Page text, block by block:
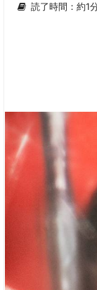
読了時間：約1